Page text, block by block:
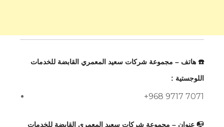
☎️ هاتف – مجموعة شركات سعيد المعمري القابضة للخدمات
اللوجستية :
+968 9717 7071
📭 عنوان – مجموعة شركات سعيد المعمري القابضة للخدمات